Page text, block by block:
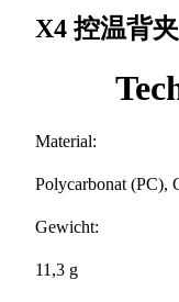
X4 控温背夹
Material:
Polycarbonat (PC),
Gewicht:
11,3 g